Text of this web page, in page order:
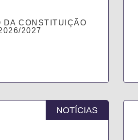
DA CONSTITUIÇÃO
2027
NOTÍCIAS